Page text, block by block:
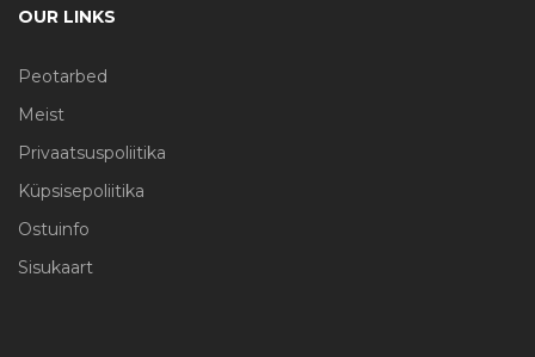
OUR LINKS
Peotarbed
Meist
Privaatsuspoliitika
Küpsisepoliitika
Ostuinfo
Sisukaart